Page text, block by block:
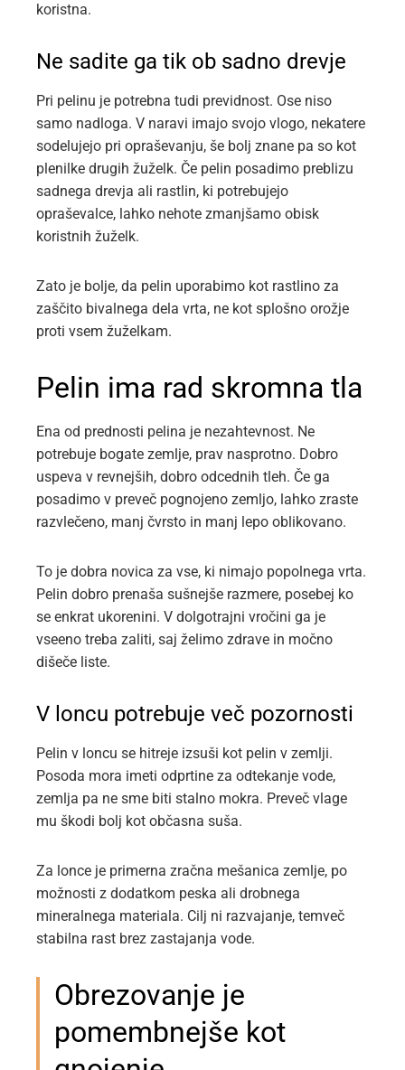
koristna.
Ne sadite ga tik ob sadno drevje
Pri pelinu je potrebna tudi previdnost. Ose niso
samo nadloga. V naravi imajo svojo vlogo, nekatere
sodelujejo pri opraševanju, še bolj znane pa so kot
plenilke drugih žuželk. Če pelin posadimo preblizu
sadnega drevja ali rastlin, ki potrebujejo
opraševalce, lahko nehote zmanjšamo obisk
koristnih žuželk.
Zato je bolje, da pelin uporabimo kot rastlino za
zaščito bivalnega dela vrta, ne kot splošno orožje
proti vsem žuželkam.
Pelin ima rad skromna tla
Ena od prednosti pelina je nezahtevnost. Ne
potrebuje bogate zemlje, prav nasprotno. Dobro
uspeva v revnejših, dobro odcednih tleh. Če ga
posadimo v preveč pognojeno zemljo, lahko zraste
razvlečeno, manj čvrsto in manj lepo oblikovano.
To je dobra novica za vse, ki nimajo popolnega vrta.
Pelin dobro prenaša sušnejše razmere, posebej ko
se enkrat ukorenini. V dolgotrajni vročini ga je
vseeno treba zaliti, saj želimo zdrave in močno
dišeče liste.
V loncu potrebuje več pozornosti
Pelin v loncu se hitreje izsuši kot pelin v zemlji.
Posoda mora imeti odprtine za odtekanje vode,
zemlja pa ne sme biti stalno mokra. Preveč vlage
mu škodi bolj kot občasna suša.
Za lonce je primerna zračna mešanica zemlje, po
možnosti z dodatkom peska ali drobnega
mineralnega materiala. Cilj ni razvajanje, temveč
stabilna rast brez zastajanja vode.
Obrezovanje je
pomembnejše kot